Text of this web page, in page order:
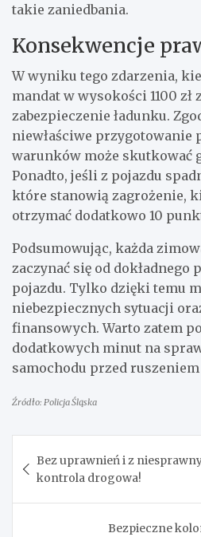
takie zaniedbania.
Konsekwencje
W wyniku tego zdarzenia,
mandat w wysokości 1100 zł
zabezpieczenie ładunku.
niewłaściwe przygotowanie
warunków może skutkować
Ponadto, jeśli z pojazdu
które stanowią zagrożenie,
otrzymać dodatkowo 10
Podsumowując, każda
zaczynać się od dokładnego
pojazdu. Tylko dzięki temu
niebezpiecznych sytuacji
finansowych. Warto zatem
dodatkowych minut na
samochodu przed ruszeniem
Źródło: Policja Śląska
wpisu
Bez uprawnień i z
kontrola drogowa!
Bezpieczne